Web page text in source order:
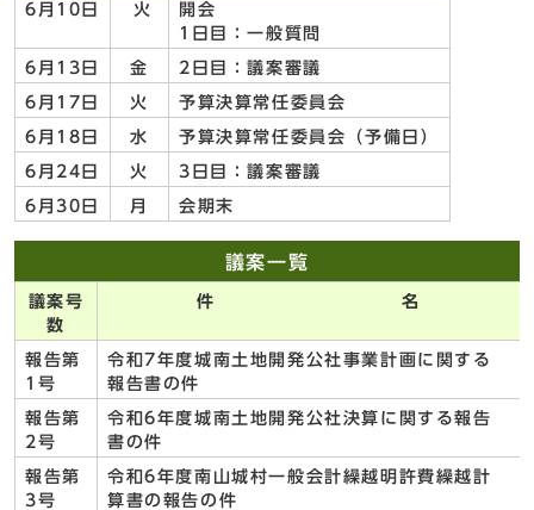
6月10日 火
開会
1日目：一般質問
6月13日 金 2日目：議案審議
6月17日 火 予算決算常任委員会
6月18日 水 予算決算常任委員会（予備日）
6月24日 火 3日目：議案審議
6月30日 月 会期末
議案一覧
議案号
数
件 名
報告第
1号
令和7年度城南土地開発公社事業計画に関する
報告書の件
報告第
2号
令和6年度城南土地開発公社決算に関する報告
書の件
報告第
3号
令和6年度南山城村一般会計繰越明許費繰越計
算書の報告の件